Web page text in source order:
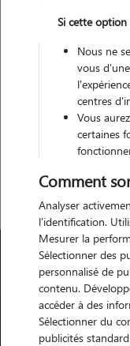
Ce pet sitter
renouveler votre
Animaute
Garde Chien
Si cette option
Nous ne
vous
centres
Vous
certaines
Comment
Analyser
l'identification.
Mesurer la
Sélectionner des
personnalisé de
contenu.
accéder à des
Sélectionner du
publicités